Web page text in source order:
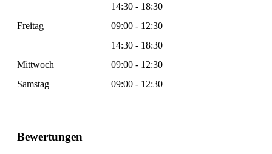
14:30 - 18:30
Freitag
09:00 - 12:30
14:30 - 18:30
Mittwoch
09:00 - 12:30
Samstag
09:00 - 12:30
Bewertungen